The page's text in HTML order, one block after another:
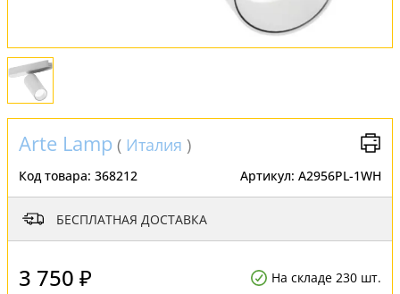
Arte Lamp ( Италия )
Код товара: 368212 Артикул: A2956PL-1WH
БЕСПЛАТНАЯ ДОСТАВКА
3 750 ₽ На складе 230 шт.